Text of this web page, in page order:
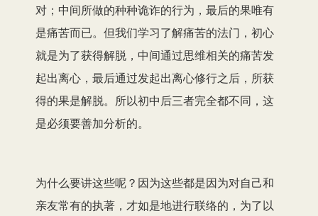
对；中间所做的种种诡诈的行为，最后的果唯有
是痛苦而已。但我们学习了解痛苦的法门，初心
就是为了获得解脱，中间通过思维相关的痛苦发
起出离心，最后通过发起出离心修行之后，所获
得的果是解脱。所以初中后三者完全都不同，这
是必须要善加分析的。
为什么要讲这些呢？因为这些都是因为对自己和
亲友常有的执著，才如是地进行联络的，为了以